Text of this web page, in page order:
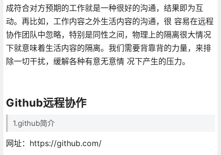
成符合对方预期的工作就是一种很好的沟通，结果即为互
动。再比如，工作内容之外生活内容的沟通，很 容易在远程
协作团队中忽略，特别是同性之间，物理上的隔离很大情况
下就意味着生活内容的隔离。我们需要背靠背的力量，来排
除一切干扰，缓解各种有意无意情 况下产生的压力。
Github远程协作
1.github简介
网址：https://github.com/